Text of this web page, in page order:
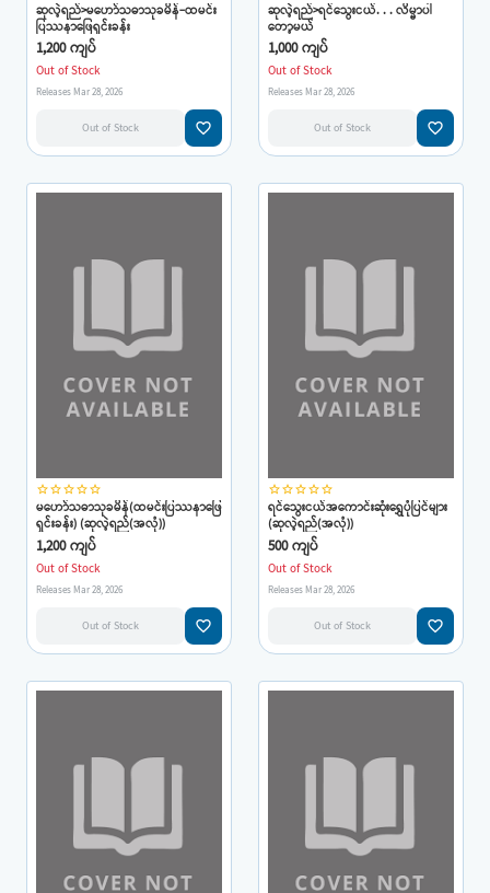
ဆုလဲ့ရည်>မဟော်သဓာသုခမိန်-ထမင်း
ပြဿနာဖြေရှင်းခန်း
1,200 ကျပ်
Out of Stock
Releases Mar 28, 2026
Out of Stock favorite_border
ဆုလဲ့ရည်>ရင်သွေးငယ်. . . လိမ္မာပါ
တော့မယ်
1,000 ကျပ်
Out of Stock
Releases Mar 28, 2026
Out of Stock favorite_border
star_borderstar_borderstar_borderstar_borderstar_border
မဟော်သဓာသုခမိန်(ထမင်းပြဿနာဖြေ
ရှင်းခန်း) (ဆုလဲ့ရည်(အလုံ))
1,200 ကျပ်
Out of Stock
Releases Mar 28, 2026
Out of Stock favorite_border
star_borderstar_borderstar_borderstar_borderstar_border
ရင်သွေးငယ်အကောင်းဆုံးရွှေပုံပြင်များ
(ဆုလဲ့ရည်(အလုံ))
500 ကျပ်
Out of Stock
Releases Mar 28, 2026
Out of Stock favorite_border